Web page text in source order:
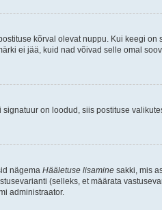
kõrval olevat nuppu. Kui keegi
ei jää, kuid nad võivad selle omal
on loodud, siis postituse
nägema Hääletuse lisamine sakki, mis
(selleks, et määrata
administraator.